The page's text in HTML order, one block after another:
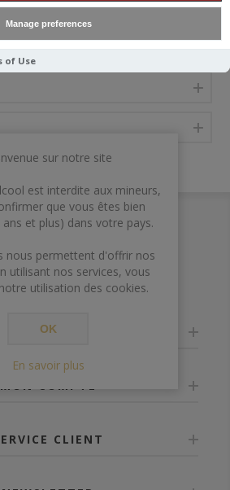
Manage preferences
of Use
INFORMATION
MON COMPTE
CLIENT
sur notre site
est interdite aux mineurs,
que vous êtes bien
et plus) dans votre pays.
nous permettent d'offrir nos
utilisant nos services, vous
utilisation des cookies.
OK
En savoir plus